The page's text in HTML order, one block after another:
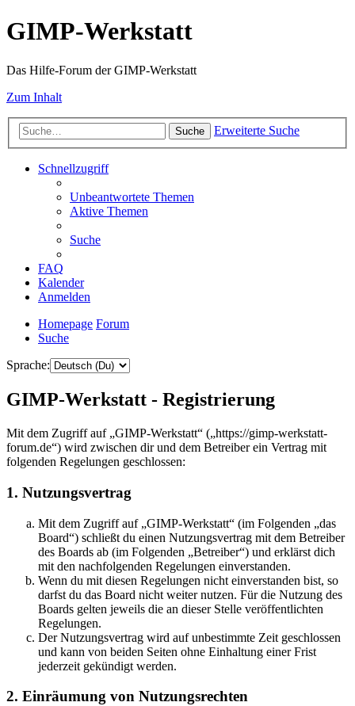
GIMP-Werkstatt
Das Hilfe-Forum der GIMP-Werkstatt
Zum Inhalt
Suche Erweiterte Suche
Schnellzugriff
Unbeantwortete Themen
Aktive Themen
Suche
FAQ
Kalender
Anmelden
Homepage Forum
Suche
Sprache:
GIMP-Werkstatt - Registrierung
Mit dem Zugriff auf „GIMP-Werkstatt“ („https://gimp-werkstatt-
forum.de“) wird zwischen dir und dem Betreiber ein Vertrag mit
folgenden Regelungen geschlossen:
1. Nutzungsvertrag
Mit dem Zugriff auf „GIMP-Werkstatt“ (im Folgenden „das
Board“) schließt du einen Nutzungsvertrag mit dem Betreiber
des Boards ab (im Folgenden „Betreiber“) und erklärst dich
mit den nachfolgenden Regelungen einverstanden.
Wenn du mit diesen Regelungen nicht einverstanden bist, so
darfst du das Board nicht weiter nutzen. Für die Nutzung des
Boards gelten jeweils die an dieser Stelle veröffentlichten
Regelungen.
Der Nutzungsvertrag wird auf unbestimmte Zeit geschlossen
und kann von beiden Seiten ohne Einhaltung einer Frist
jederzeit gekündigt werden.
2. Einräumung von Nutzungsrechten